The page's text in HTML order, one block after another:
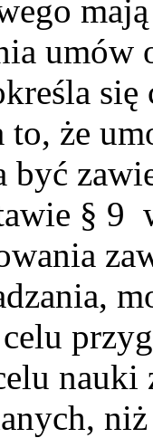
umów
to, że
być
§ 9
nauki